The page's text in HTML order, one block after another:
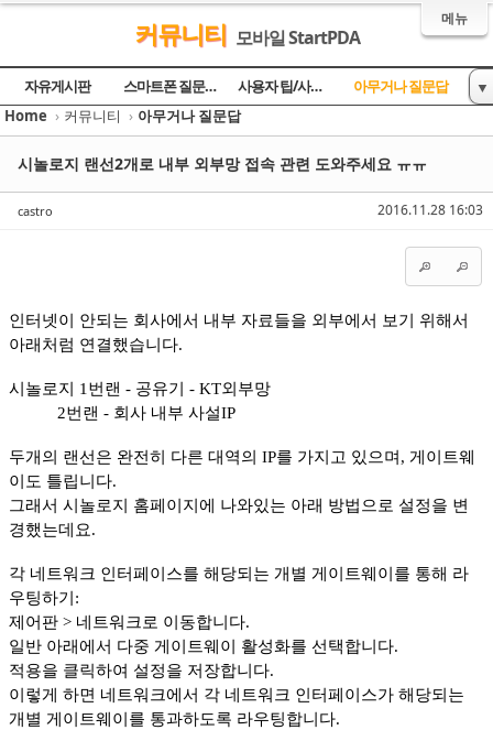
메뉴
커뮤니티 모바일 StartPDA
자유게시판 스마트폰 질문과 답 사용자 팁/사용기
아무거나 질문답
토론의 장
▼
Home › 커뮤니티 › 아무거나 질문답
2016.11.28 16:03
시놀로지 랜선2개로 내부 외부망 접속 관련 도와주세요 ㅠㅠ
castro
인터넷이 안되는 회사에서 내부 자료들을 외부에서 보기 위해서
아래처럼 연결했습니다.
시놀로지 1번랜 - 공유기 - KT외부망
2번랜 - 회사 내부 사설IP
두개의 랜선은 완전히 다른 대역의 IP를 가지고 있으며, 게이트웨
이도 틀립니다.
그래서 시놀로지 홈페이지에 나와있는 아래 방법으로 설정을 변
경했는데요.
각 네트워크 인터페이스를 해당되는 개별 게이트웨이를 통해 라
우팅하기:
제어판 > 네트워크로 이동합니다.
일반 아래에서 다중 게이트웨이 활성화를 선택합니다.
적용을 클릭하여 설정을 저장합니다.
이렇게 하면 네트워크에서 각 네트워크 인터페이스가 해당되는
개별 게이트웨이를 통과하도록 라우팅합니다.
Sketchbook5, 스케치북5
Sketchbook5, 스케치북5
Sketchbook5, 스케치북5
Sketchbook5, 스케치북5